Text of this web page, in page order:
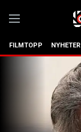
FILMTOPP NYHETER